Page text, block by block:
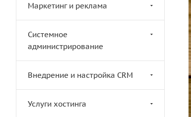
Маркетинг и реклама
Системное
администрирование
Внедрение и настройка CRM
Услуги хостинга